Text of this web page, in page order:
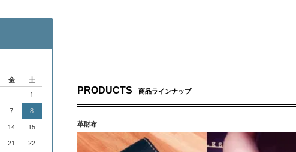
PRODUCTS 商品ラインナップ
革財布
金 土
1
7 8
14 15
21 22